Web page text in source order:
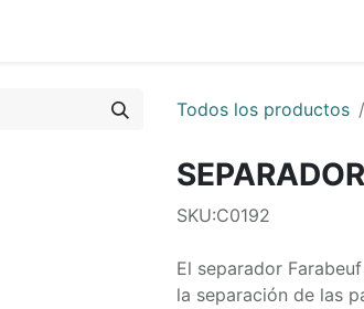
Todos los productos
SKU:C0192
El separador
la separación de las